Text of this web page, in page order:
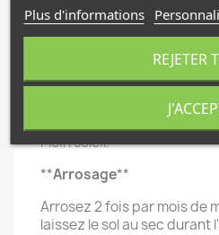
**Habitat**
Andes péruviennes et
de 1500 à 2500 mêtres.
Plein soleil.
**Arrosage**
Arrosez 2 fois par mois de
laissez le sol au sec durant
Plus d'informations
REJETER